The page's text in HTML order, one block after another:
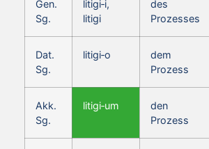
Gen.
Sg.
litigi‑i,
litigi
des
Prozesses
Dat.
Sg.
litigi‑o
dem
Prozess
Akk.
Sg.
litigi‑um
den
Prozess